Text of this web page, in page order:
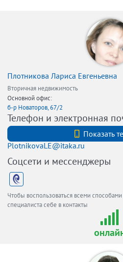
Плотникова Лариса Евгеньевна
Вторичная недвижимость
Основной офис:
б-р Новаторов, 67/2
Телефон и электронная
Показать
PlotnikovaLE@itaka.ru
Соцсети и мессенджеры
Чтобы воспользоваться всеми
специалиста себе в контакты